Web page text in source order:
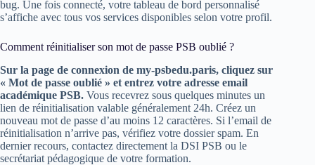
bug. Une fois connecté, votre tableau de bord personnalisé
s’affiche avec tous vos services disponibles selon votre profil.
Comment réinitialiser son mot de passe PSB oublié ?
Sur la page de connexion de my-psbedu.paris, cliquez sur
« Mot de passe oublié » et entrez votre adresse email
académique PSB. Vous recevrez sous quelques minutes un
lien de réinitialisation valable généralement 24h. Créez un
nouveau mot de passe d’au moins 12 caractères. Si l’email de
réinitialisation n’arrive pas, vérifiez votre dossier spam. En
dernier recours, contactez directement la DSI PSB ou le
secrétariat pédagogique de votre formation.